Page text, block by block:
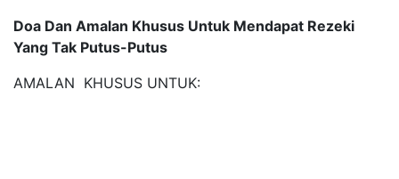
Doa Dan Amalan Khusus Untuk Mendapat Rezeki
Yang Tak Putus-Putus
AMALAN KHUSUS UNTUK: